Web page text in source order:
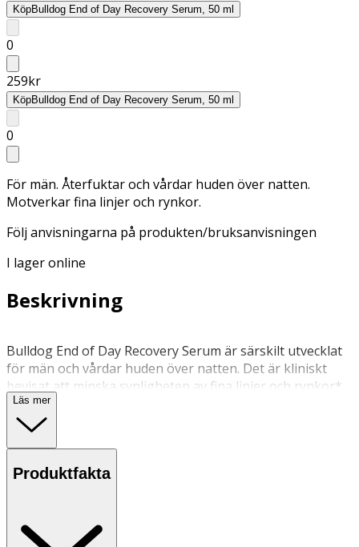
KöpBulldog End of Day Recovery Serum, 50 ml
0
259kr
KöpBulldog End of Day Recovery Serum, 50 ml
0
För män. Återfuktar och vårdar huden över natten.
Motverkar fina linjer och rynkor.
Följ anvisningarna på produkten/bruksanvisningen
I lager online
Beskrivning
Bulldog End of Day Recovery Serum är särskilt utvecklat
för män och vårdar huden över natten. Det är kliniskt
bevisat att minska synligheten av fina linjer och rynkor*.
Serumet innehåller en noggrant utvald blandning av
naturliga ingredienser som ger effektiv återhämtning
linjer och rynkor ** • Rambutanextrakt – Ett naturligt
alternativ till retinol som hjälper till att minska fina linjer
Lugnande naturlig doft av vetiver, cederträ och
Läs mer
Produktfakta